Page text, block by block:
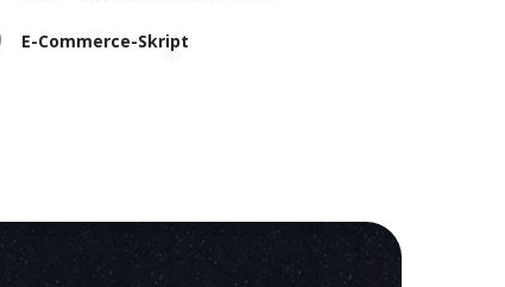
E-Commerce-Skript